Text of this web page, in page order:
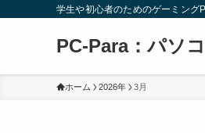
学生や初心者のためのゲーミング
PC-Para：パソ
ホーム 2026年 3月